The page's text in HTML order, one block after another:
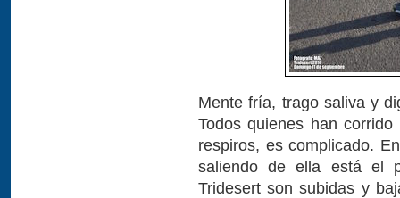
Mente fría, trago saliva y
Todos quienes han
respiros, es complicado.
saliendo de ella está el
Tridesert son subidas y